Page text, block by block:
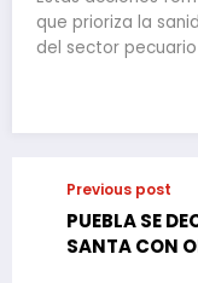
que prioriza la
del sector pecuario
Previous post
PUEBLA SE
SANTA CON